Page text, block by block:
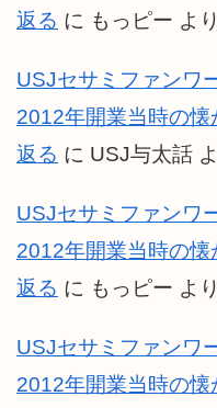
返る に もっピー より
USJセサミファンワ
2012年開業当時の懐
返る に USJ与太話
USJセサミファンワ
2012年開業当時の懐
返る に もっピー より
USJセサミファンワ
2012年開業当時の懐